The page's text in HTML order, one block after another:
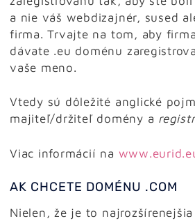
a nie váš webdizajnér, sused
firma. Trvajte na tom, aby
dávate .eu doménu
vaše meno.
Vtedy sú dôležité anglické
majiteľ/držiteľ domény a
Viac informácií na
AK CHCETE DOMÉNU .COM
Nielen, že je to